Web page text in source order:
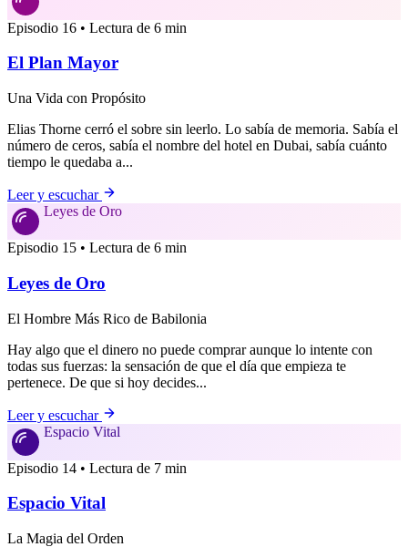
Episodio 16 • Lectura de 6 min
El Plan Mayor
Una Vida con Propósito
Elias Thorne cerró el sobre sin leerlo. Lo sabía de memoria. Sabía el
número de ceros, sabía el nombre del hotel en Dubai, sabía cuánto
tiempo le quedaba a...
Leer y escuchar
Leyes de Oro
Episodio 15 • Lectura de 6 min
Leyes de Oro
El Hombre Más Rico de Babilonia
Hay algo que el dinero no puede comprar aunque lo intente con
todas sus fuerzas: la sensación de que el día que empieza te
pertenece. De que si hoy decides...
Leer y escuchar
Espacio Vital
Episodio 14 • Lectura de 7 min
Espacio Vital
La Magia del Orden